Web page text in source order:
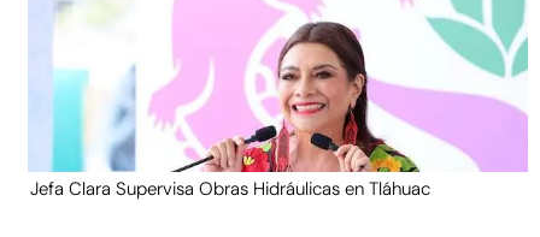
Jefa Clara Supervisa Obras Hidráulicas en Tláhuac